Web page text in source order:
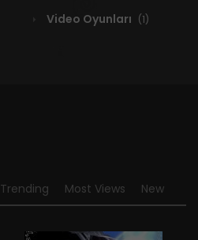
Video Oyunları (1)
Trending Most Views New